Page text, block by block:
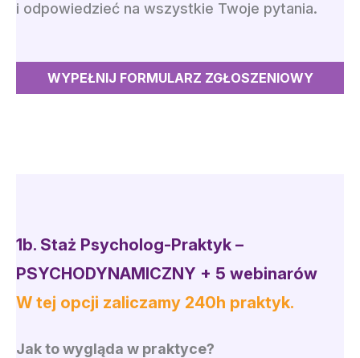
i odpowiedzieć na wszystkie Twoje pytania.
WYPEŁNIJ FORMULARZ ZGŁOSZENIOWY
1b. Staż Psycholog-Praktyk –
PSYCHODYNAMICZNY + 5 webinarów
W tej opcji zaliczamy 240h praktyk.
Jak to wygląda w praktyce?